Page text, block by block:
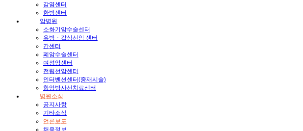
감염센터
한방센터
암병원
소화기암수술센터
유방ㆍ갑상선암 센터
간센터
폐암수술센터
여성암센터
전립선암센터
인터벤션센터(중재시술)
항암방사선치료센터
병원소식
공지사항
기타소식
언론보도
채용정보